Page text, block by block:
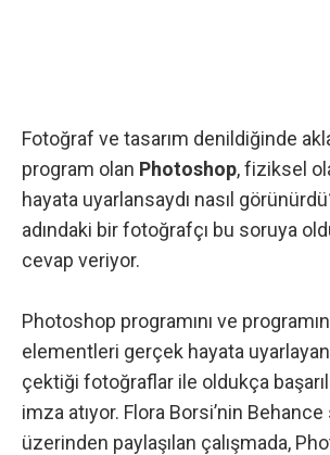
Fotoğraf ve tasarım denildiğinde
program olan Photoshop, fiziksel
hayata uyarlansaydı nasıl
adındaki bir fotoğrafçı bu soruya
cevap veriyor.
Photoshop programını ve
elementleri gerçek hayata
çektiği fotoğraflar ile oldukça
imza atıyor. Flora Borsi’nin Behance
üzerinden paylaşılan çalışmada,